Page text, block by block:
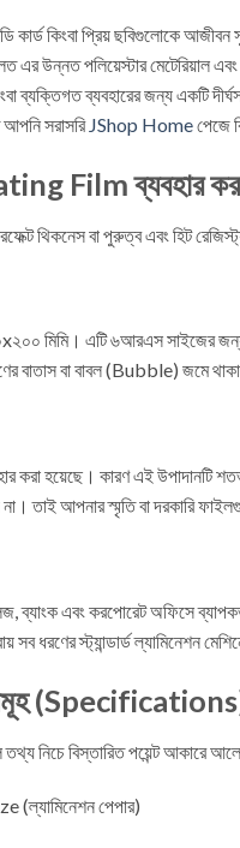
কার্ড কিংবা প্রিয় ছবিগুলোকে আজীবন
এর উন্নত পলিয়েস্টার মেটেরিয়াল
ব্যবহারের জন্য একটি
আপনি সরাসরি JShop Homeপেজে
Film ব্যবহার
থিকনেস বা পুরুত্ব এবং হিট
মিমি। এটি ৬আরএস সাইজের
বাতাস বা বাবল (Bubble) জমে
করা হয়েছে। কারণ এই উপাদানটি
না। তাই আপনার স্মৃতি বা দরকারি
ব্যাংক এবং করপোরেট অফিসে
ধরণের স্ট্যান্ডার্ড ল্যামিনেশন
তথ্য নিচে বিস্তারিত পয়েন্ট আকারে
পেপার)